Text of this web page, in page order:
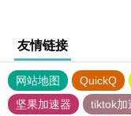
友情链接
网站地图 QuickQ
坚果加速器
tiktok加